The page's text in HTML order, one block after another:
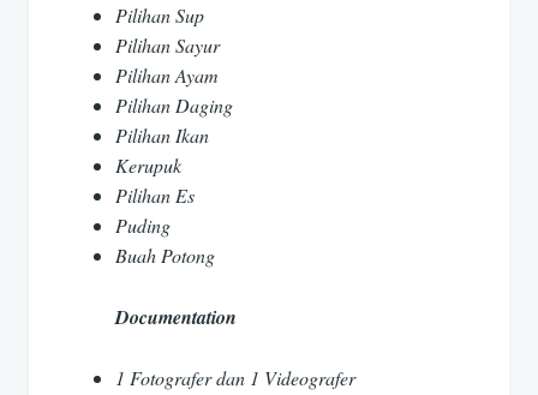
Pilihan Sup
Pilihan Sayur
Pilihan Ayam
Pilihan Daging
Pilihan Ikan
Kerupuk
Pilihan Es
Puding
Buah Potong
Documentation
1 Fotografer dan 1 Videografer